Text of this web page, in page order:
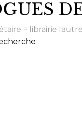
LA LILADE LIVRES
= librairie